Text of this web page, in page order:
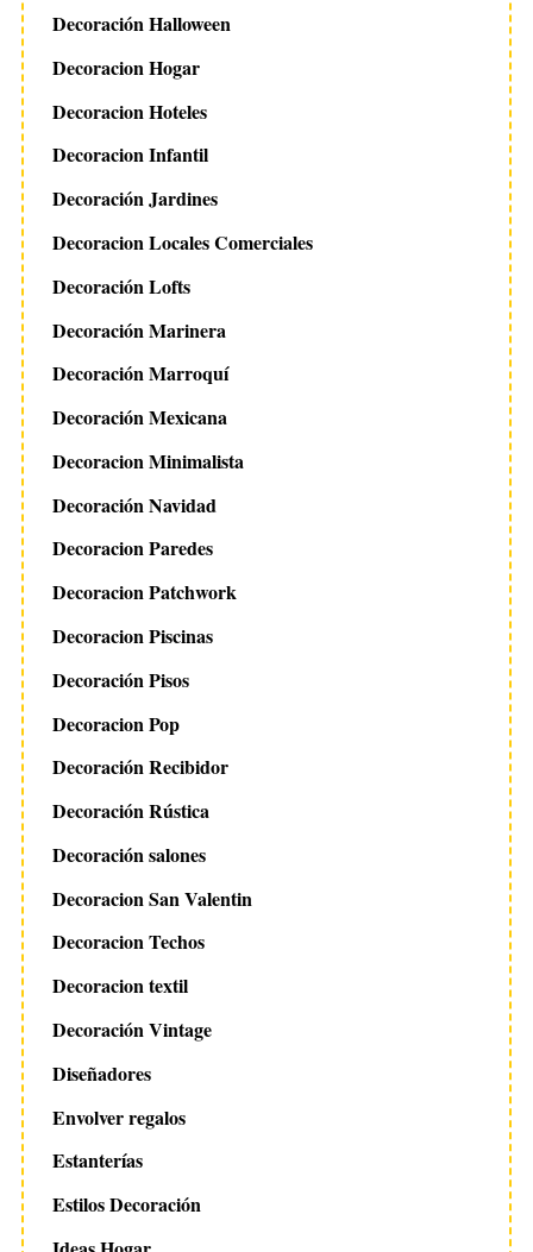
Decoración Halloween
Decoracion Hogar
Decoracion Hoteles
Decoracion Infantil
Decoración Jardines
Decoracion Locales Comerciales
Decoración Lofts
Decoración Marinera
Decoración Marroquí
Decoración Mexicana
Decoracion Minimalista
Decoración Navidad
Decoracion Paredes
Decoracion Patchwork
Decoracion Piscinas
Decoración Pisos
Decoracion Pop
Decoración Recibidor
Decoración Rústica
Decoración salones
Decoracion San Valentin
Decoracion Techos
Decoracion textil
Decoración Vintage
Diseñadores
Envolver regalos
Estanterías
Estilos Decoración
h
o
r